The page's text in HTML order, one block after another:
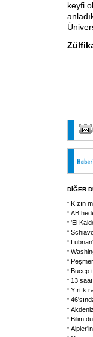
keyfi
DİĞER
Kızın
AB
'El
Bucep
13
Yırtık
Bilim